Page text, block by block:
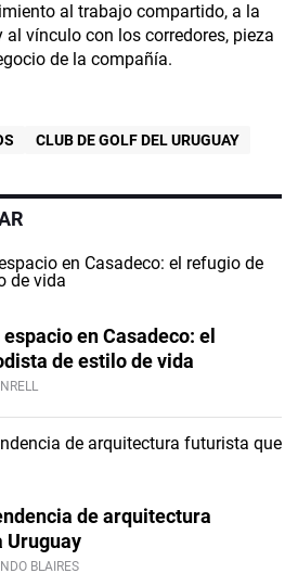
al trabajo compartido, a la
vínculo con los corredores, pieza
de la compañía.
CLUB DE GOLF DEL URUGUAY
en Casadeco: el
de estilo de vida
de arquitectura
Uruguay
BLAIRES